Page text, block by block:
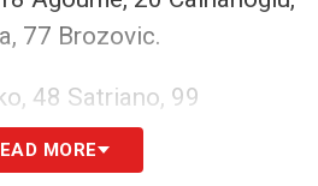
77 Brozovic.
48 Satriano, 99
MORE